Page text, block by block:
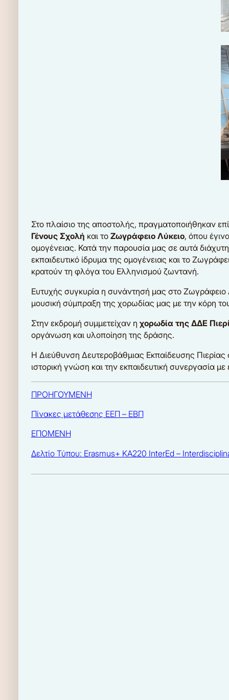
Στο πλαίσιο της αποστολής, πραγματοποιήθηκαν
Γένους Σχολή και το Ζωγράφειο Λύκειο, όπου
ομογένειας. Κατά την παρουσία μας σε αυτά
εκπαιδευτικό ίδρυμα της ομογένειας και το
κρατούν τη φλόγα του Ελληνισμού ζωντανή.
Ευτυχής συγκυρία η συνάντησή μας στο
μουσική σύμπραξη της χορωδίας μας με την κόρη
Στην εκδρομή συμμετείχαν η χορωδία της ΔΔΕ
οργάνωση και υλοποίηση της δράσης.
Η Διεύθυνση Δευτεροβάθμιας Εκπαίδευσης Πιερίας
ιστορική γνώση και την εκπαιδευτική συνεργασία
ΠΡΟΗΓΟΥΜΕΝΗ
Πίνακες μετάθεσης ΕΕΠ – ΕΒΠ
ΕΠΟΜΕΝΗ
Δελτίο Τύπου: Erasmus+ ΚΑ220 InterEd –